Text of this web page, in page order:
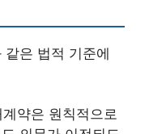
은 법적 기준에
계약은 원칙적으로